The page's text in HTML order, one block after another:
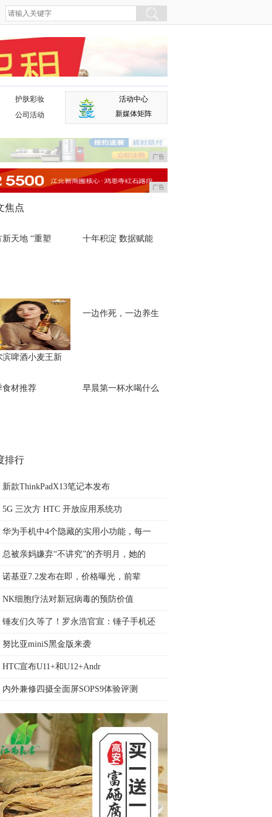
护肤彩妆
公司活动
活动中心
新媒体矩阵
广告
广告
焦点
新天地 “重塑 十年积淀 数据赋能
滨啤酒小麦王新
一边作死，一边养生
食材推荐 早晨第一杯水喝什么
排行
新款ThinkPadX13笔记本发布
5G 三次方 HTC 开放应用系统功
华为手机中4个隐藏的实用小功能，每一
总被亲妈嫌弃“不讲究”的齐明月，她的
诺基亚7.2发布在即，价格曝光，前辈
NK细胞疗法对新冠病毒的预防价值
锤友们久等了！罗永浩官宣：锤子手机还
努比亚miniS黑金版来袭
HTC宣布U11+和U12+Andr
内外兼修四摄全面屏SOPS9体验评测